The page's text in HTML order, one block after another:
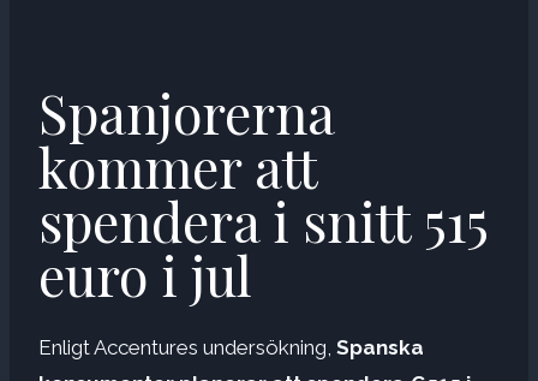
Spanjorerna
kommer att
spendera i snitt 515
euro i jul
Enligt Accentures undersökning, Spanska